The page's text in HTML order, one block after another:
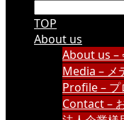
TOP
About us
About us –
Media – メ
Profile – プ
Contact –